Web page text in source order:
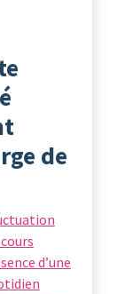
de
d’une